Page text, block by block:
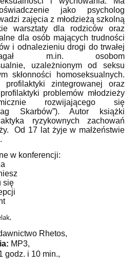
jako psycholog
zajęcia z młodzieżą szkolną
warsztaty dla rodziców oraz
dla osób mających trudności
i odnalezieniu drogi do trwałej
m.in. osobom
uzależnionym od seksu
skłonności homoseksualnych.
zintegrowanej oraz
problemów młodzieży
rozwijającego się
Skarbów”). Autor książki
ryzykownych zachowań
Od 17 lat żyje w małżeństwie
w konferencji:
się
Rhetos,
MP3,
godz. i 10 min.,